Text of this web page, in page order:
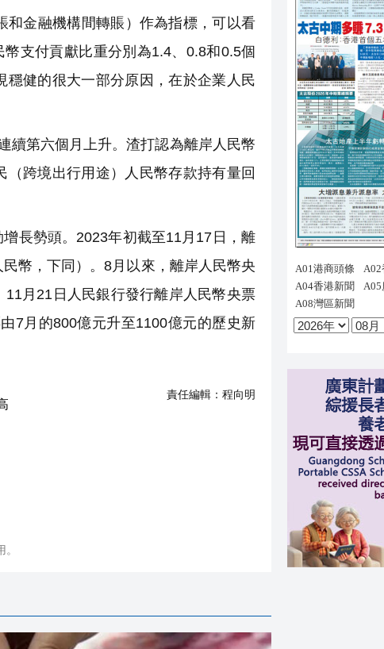
金融機構間轉賬）作為指標，可以看
支付貢獻比重分別為1.4、0.8和0.5個
健的很大一部分原因，在於企業人民
續第六個月上升。渣打認為離岸人民幣
跨境出行用途）人民幣存款持有量回
長勢頭。2023年初截至11月17日，離
幣，下同）。8月以來，離岸人民幣央
月21日人民銀行發行離岸人民幣央票
7月的800億元升至1100億元的歷史新
責任編輯： 程向明